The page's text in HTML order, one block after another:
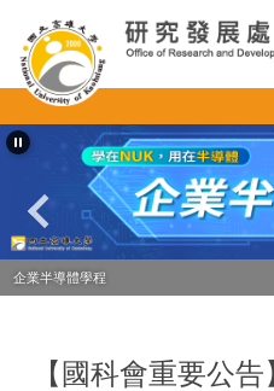
到
主
要
內
容
企業半導體學程
【國科會重要公